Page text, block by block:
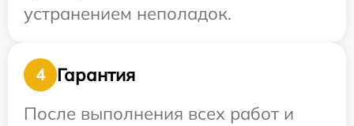
устранением неполадок.
4
Гарантия
После выполнения всех работ и